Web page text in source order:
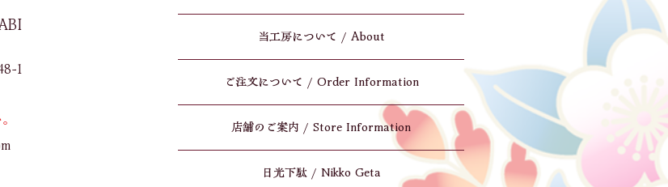
1​
当工房について / About
ご注文について / Order Information
店舗のご案内 / Store Information
日光下駄 / Nikko Geta